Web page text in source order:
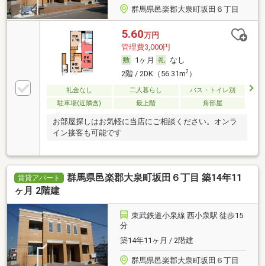
群馬県邑楽郡大泉町坂田６丁目
5.60万円
管理費3,000円
1ヶ月
なし
2階 / 2DK（56.31m2）
礼金なし 二人暮らし
バス・トイレ別
駐車場(近隣含)
最上階 角部屋
お部屋探しはお気軽に当店にご相談ください。オンラ
イン接客も可能です
賃貸アパート
群馬県邑楽郡大泉町坂田６丁目 築14年11
ヶ月 2階建
東武鉄道小泉線 西小泉駅 徒歩15
分
築14年11ヶ月 / 2階建
群馬県邑楽郡大泉町坂田６丁目